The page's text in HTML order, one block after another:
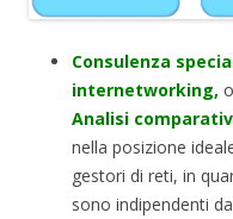
Consulenza
internetworking,
Analisi
nella posizione
gestori di reti, in
sono indipendenti